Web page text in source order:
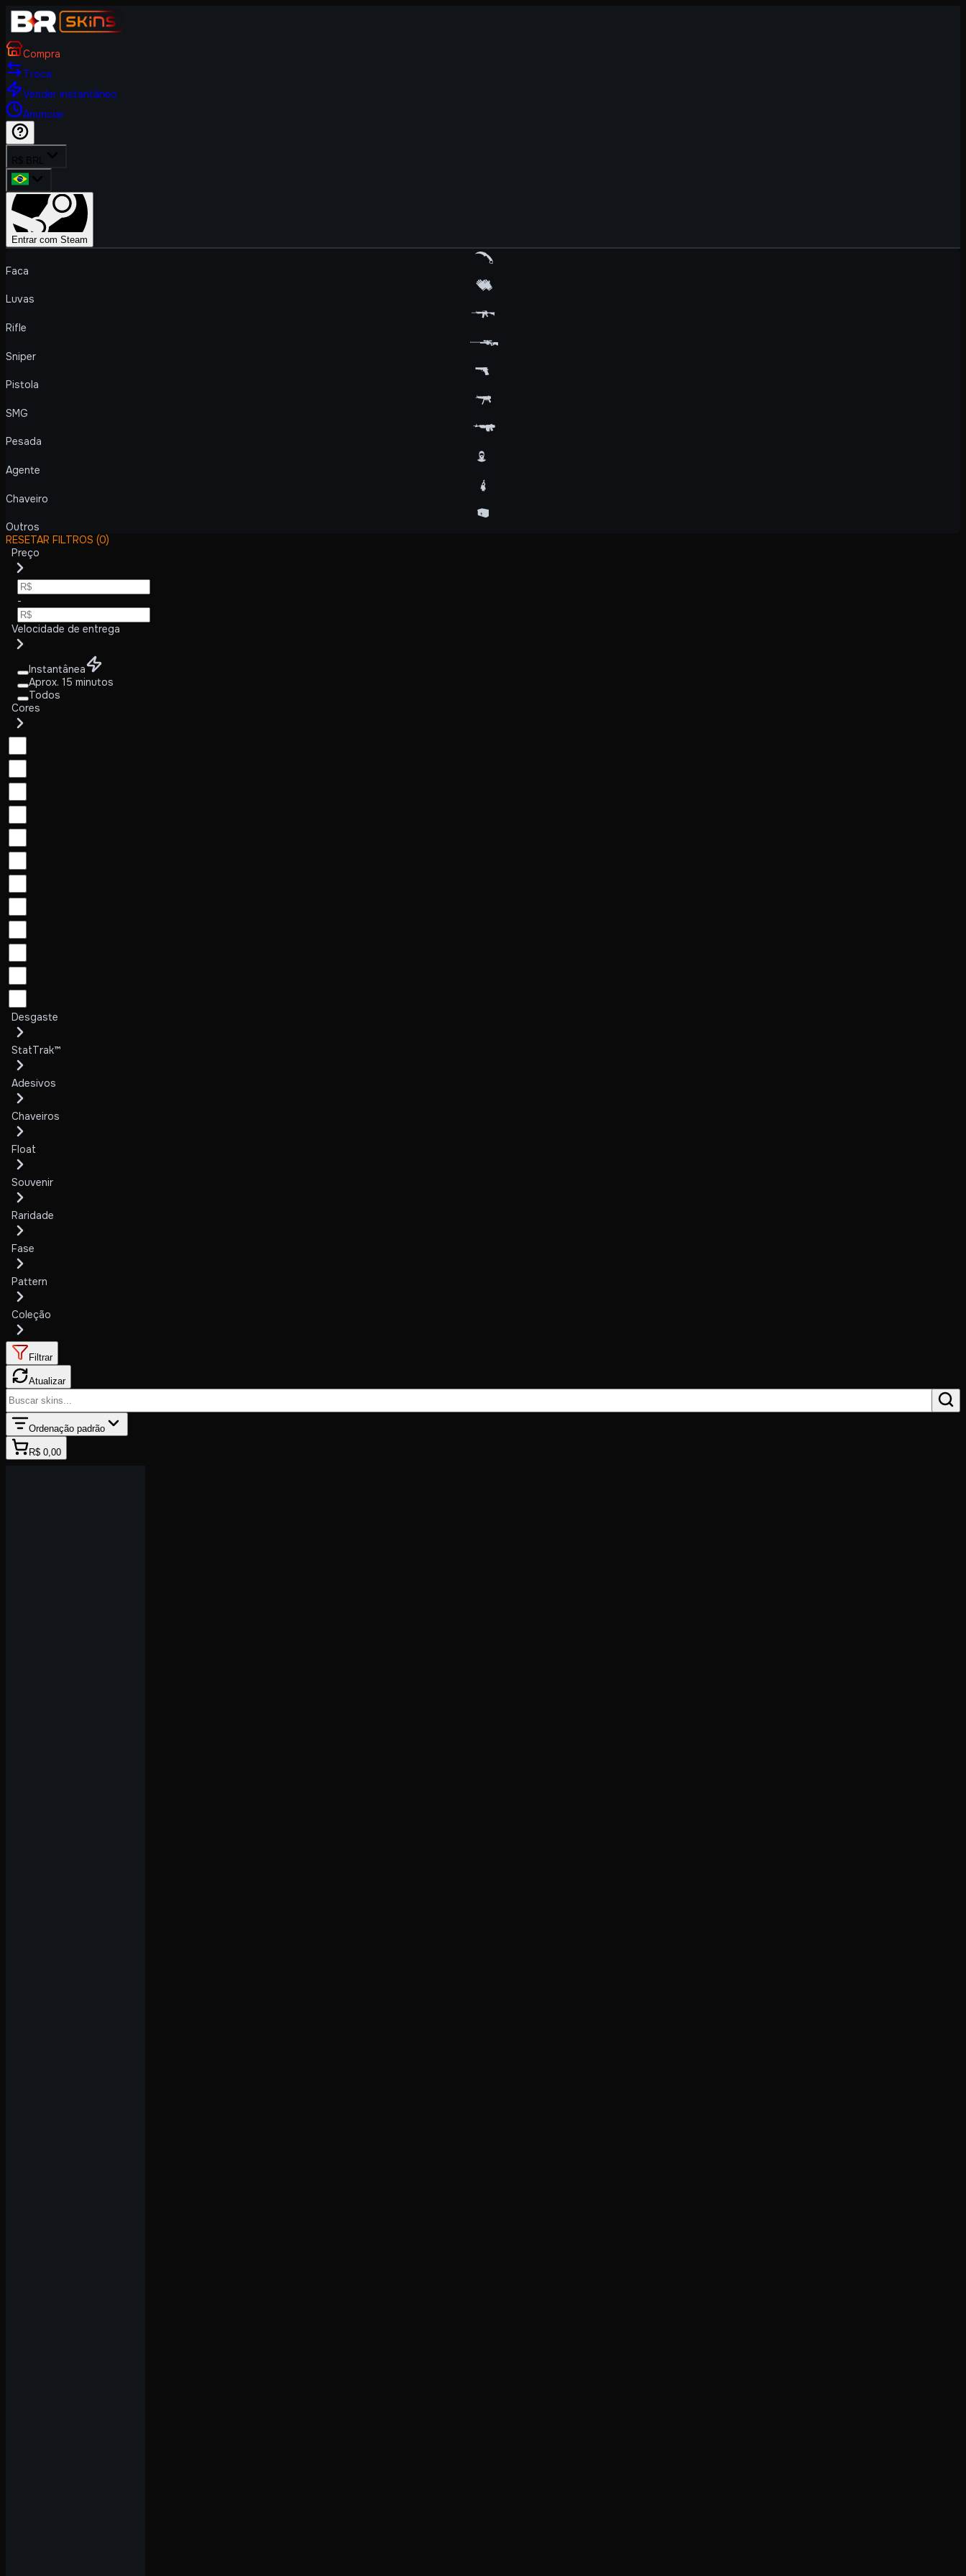
Compra
Troca
Vender instantâneo
Anunciar
R$ BRL
Entrar com Steam
Faca
Luvas
Rifle
Sniper
Pistola
SMG
Pesada
Agente
Chaveiro
Outros
RESETAR FILTROS (0)
Preço
-
Velocidade de entrega
Instantânea
Aprox. 15 minutos
Todos
Cores
Desgaste
StatTrak™
Adesivos
Chaveiros
Float
Souvenir
Raridade
Fase
Pattern
Coleção
Filtrar
Atualizar
Ordenação padrão
R$ 0,00